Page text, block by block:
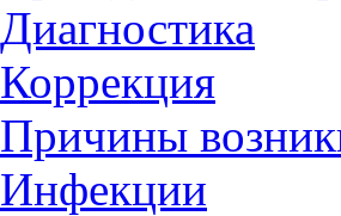
Диагностика
Коррекция
Причины
Инфекции